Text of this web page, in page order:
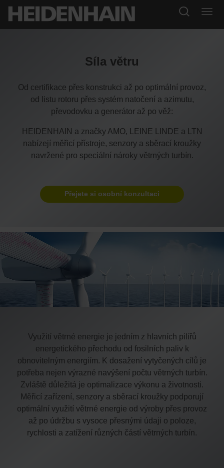
Síla větru
Od certifikace přes konstrukci až po optimální provoz,
od listu rotoru přes systém natočení a azimutu,
převodovku a generátor až po věž:
HEIDENHAIN a značky AMO, LEINE LINDE a LTN
nabízejí měřicí přístroje, senzory a sběrací kroužky
navržené pro speciální nároky větrných turbín.
Přejete si osobní konzultaci
Využití větrné energie je jedním z hlavních pilířů
energetického přechodu od fosilních paliv k
obnovitelným energiím. K dosažení vytyčených cílů je
potřeba nejen výrazné navýšení počtu větrných turbín.
Zvláště důležitá je optimalizace výkonu a životnosti.
Měřicí zařízení, senzory a sběrací kroužky podporují
optimální využití větrné energie od výroby přes provoz
až po údržbu s vysoce přesnými údaji o poloze,
rychlosti a zatížení různých částí větrných turbín.